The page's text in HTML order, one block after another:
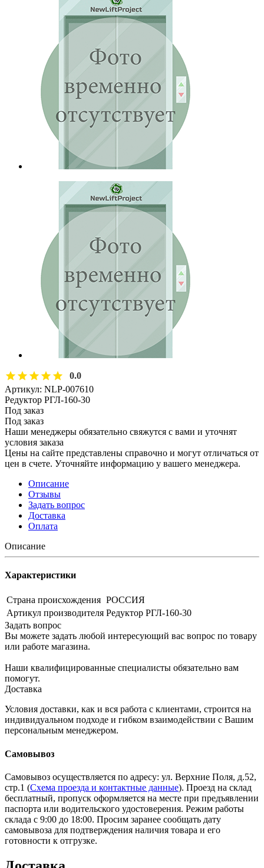
0.0
Артикул: NLP-007610
Редуктор РГЛ-160-30
Под заказ
Под заказ
Наши менеджеры обязательно свяжутся с вами и уточнят
условия заказа
Цены на сайте представлены справочно и могут отличаться от
цен в счете. Уточняйте информацию у вашего менеджера.
Описание
Отзывы
Задать вопрос
Доставка
Оплата
Описание
Характеристики
Страна происхождения РОССИЯ
Артикул производителя Редуктор РГЛ-160-30
Задать вопрос
Вы можете задать любой интересующий вас вопрос по товару
или работе магазина.
Наши квалифицированные специалисты обязательно вам
помогут.
Доставка
Условия доставки, как и вся работа с клиентами, строится на
индивидуальном подходе и гибком взаимодействии с Вашим
персональным менеджером.
Самовывоз
Самовывоз осуществляется по адресу: ул. Верхние Поля, д.52,
стр.1 (Схема проезда и контактные данные). Проезд на склад
бесплатный, пропуск оформляется на месте при предъявлении
паспорта или водительского удостоверения. Режим работы
склада с 9:00 до 18:00. Просим заранее сообщать дату
самовывоза для подтверждения наличия товара и его
готовности к отгрузке.